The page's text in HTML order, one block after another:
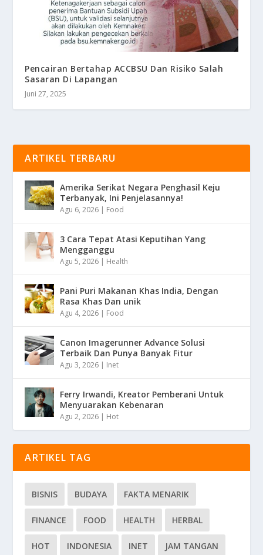
Pencairan Bertahap ACCBSU Dan Risiko Salah
Sasaran Di Lapangan
Juni 27, 2025
ARTIKEL TERBARU
Amerika Serikat Negara Penghasil Keju
Terbanyak, Ini Penjelasannya!
Agu 6, 2026 Food
3 Cara Tepat Atasi Keputihan Yang
Mengganggu
Agu 5, 2026 Health
Pani Puri Makanan Khas India, Dengan
Rasa Khas Dan unik
Agu 4, 2026 Food
Canon Imagerunner Advance Solusi
Terbaik Dan Punya Banyak Fitur
Agu 3, 2026 Inet
Ferry Irwandi, Kreator Pemberani Untuk
Menyuarakan Kebenaran
Agu 2, 2026 Hot
ARTIKEL TAG
BISNIS BUDAYA FAKTA MENARIK
FINANCE FOOD HEALTH HERBAL
HOT INDONESIA INET JAM TANGAN